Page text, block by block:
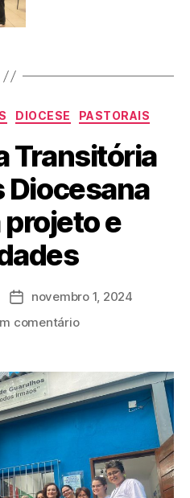
DIOCESE PASTORAIS
Transitória
Diocesana
e
novembro 1, 2024
comentário